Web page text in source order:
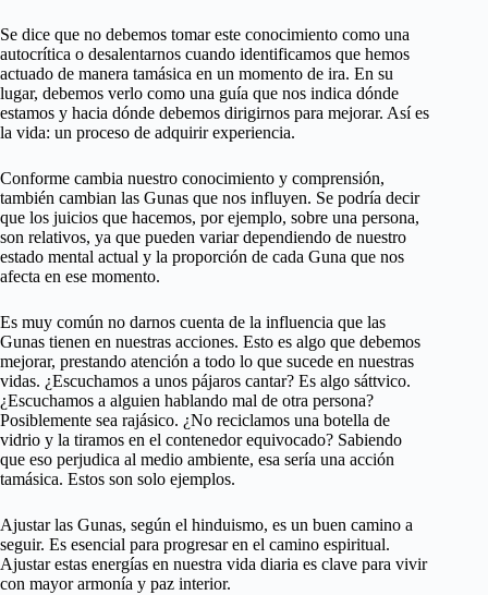
Se dice que no debemos tomar este conocimiento como una
autocrítica o desalentarnos cuando identificamos que hemos
actuado de manera tamásica en un momento de ira. En su
lugar, debemos verlo como una guía que nos indica dónde
estamos y hacia dónde debemos dirigirnos para mejorar. Así es
la vida: un proceso de adquirir experiencia.
Conforme cambia nuestro conocimiento y comprensión,
también cambian las Gunas que nos influyen. Se podría decir
que los juicios que hacemos, por ejemplo, sobre una persona,
son relativos, ya que pueden variar dependiendo de nuestro
estado mental actual y la proporción de cada Guna que nos
afecta en ese momento.
Es muy común no darnos cuenta de la influencia que las
Gunas tienen en nuestras acciones. Esto es algo que debemos
mejorar, prestando atención a todo lo que sucede en nuestras
vidas. ¿Escuchamos a unos pájaros cantar? Es algo sáttvico.
¿Escuchamos a alguien hablando mal de otra persona?
Posiblemente sea rajásico. ¿No reciclamos una botella de
vidrio y la tiramos en el contenedor equivocado? Sabiendo
que eso perjudica al medio ambiente, esa sería una acción
tamásica. Estos son solo ejemplos.
Ajustar las Gunas, según el hinduismo, es un buen camino a
seguir. Es esencial para progresar en el camino espiritual.
Ajustar estas energías en nuestra vida diaria es clave para vivir
con mayor armonía y paz interior.